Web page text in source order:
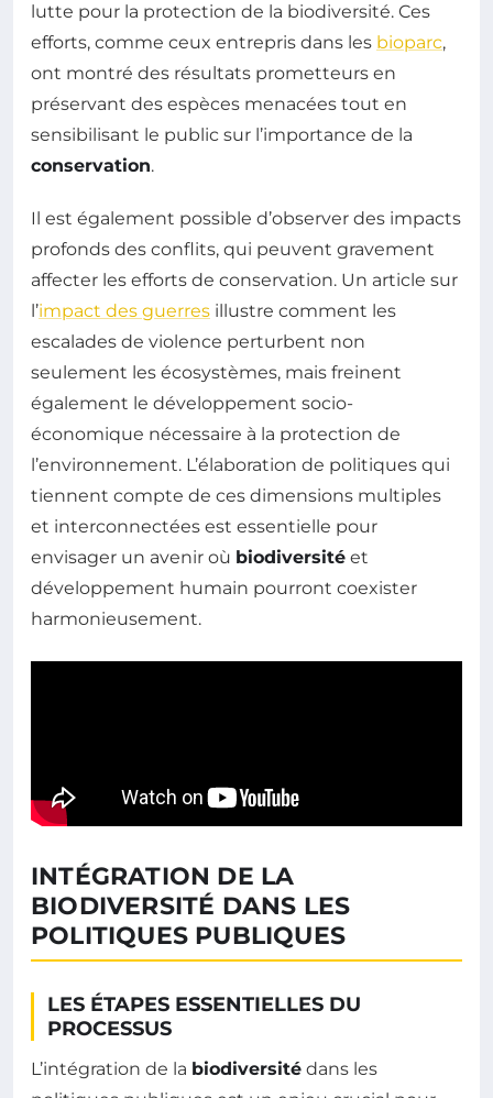
lutte pour la protection de la biodiversité. Ces
efforts, comme ceux entrepris dans les bioparc,
ont montré des résultats prometteurs en
préservant des espèces menacées tout en
sensibilisant le public sur l’importance de la
conservation.
Il est également possible d’observer des impacts
profonds des conflits, qui peuvent gravement
affecter les efforts de conservation. Un article sur
l’impact des guerres illustre comment les
escalades de violence perturbent non
seulement les écosystèmes, mais freinent
également le développement socio-
économique nécessaire à la protection de
l’environnement. L’élaboration de politiques qui
tiennent compte de ces dimensions multiples
et interconnectées est essentielle pour
envisager un avenir où biodiversité et
développement humain pourront coexister
harmonieusement.
INTÉGRATION DE LA
BIODIVERSITÉ DANS LES
POLITIQUES PUBLIQUES
LES ÉTAPES ESSENTIELLES DU
PROCESSUS
L’intégration de la biodiversité dans les